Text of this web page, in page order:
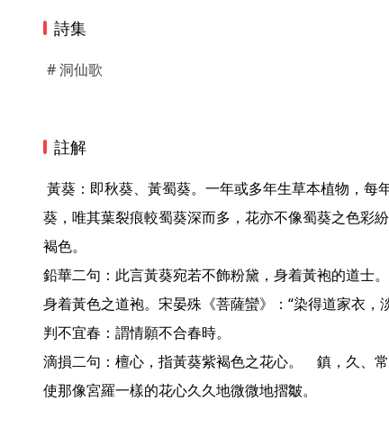
詩集
# 洞仙歌
註解
葵，唯其葉裂痕較蜀葵深而多，花亦不像蜀葵之色彩
褐色。
鉛華二句：此言黃葵宛若不飾粉黛，身着黃袍的道士
身着黃色之道袍。宋晏殊《菩薩蠻》：“染得道家衣，
判不宜春：謂情願不合春時。
滴損二句：檀心，指黃葵紫褐色之花心。　鎮，久、
使那像宮羅一樣的花心久久地微微地摺皺。